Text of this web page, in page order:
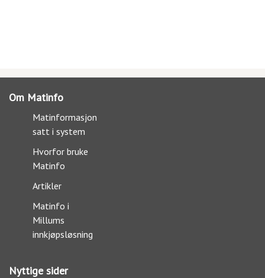
Om Matinfo
Matinformasjon
satt i system
Hvorfor bruke
Matinfo
Artikler
Matinfo i
Millums
innkjøpsløsning
Nyttige sider